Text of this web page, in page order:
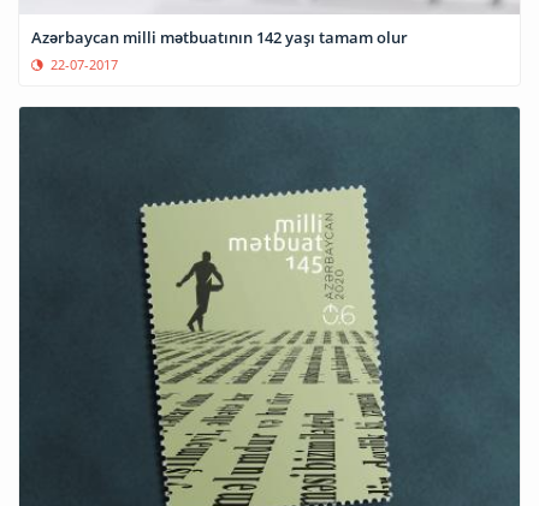
Azərbaycan milli mətbuatının 142 yaşı tamam olur
22-07-2017